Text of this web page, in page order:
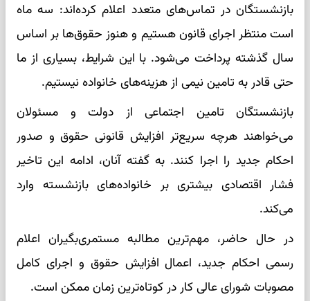
بازنشستگان در تماس‌های متعدد اعلام کرده‌اند: سه ماه
است منتظر اجرای قانون هستیم و هنوز حقوق‌ها بر اساس
سال گذشته پرداخت می‌شود. با این شرایط، بسیاری از ما
حتی قادر به تامین نیمی از هزینه‌های خانواده نیستیم.
بازنشستگان تامین اجتماعی از دولت و مسئولان
می‌خواهند هرچه سریع‌تر افزایش قانونی حقوق و صدور
احکام جدید را اجرا کنند. به گفته آنان، ادامه این تاخیر
فشار اقتصادی بیشتری بر خانواده‌های بازنشسته وارد
می‌کند.
در حال حاضر، مهم‌ترین مطالبه مستمری‌بگیران اعلام
رسمی احکام جدید، اعمال افزایش حقوق و اجرای کامل
مصوبات شورای عالی کار در کوتاه‌ترین زمان ممکن است.